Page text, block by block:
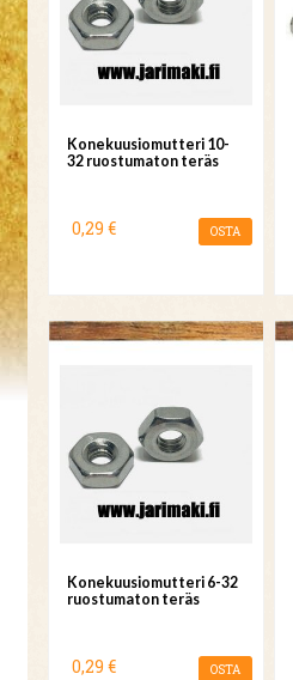
Konekuusiomutteri 10-
32 ruostumaton teräs
0,29 € OSTA
Konekuusiomutteri 6-32
ruostumaton teräs
0,29 € OSTA